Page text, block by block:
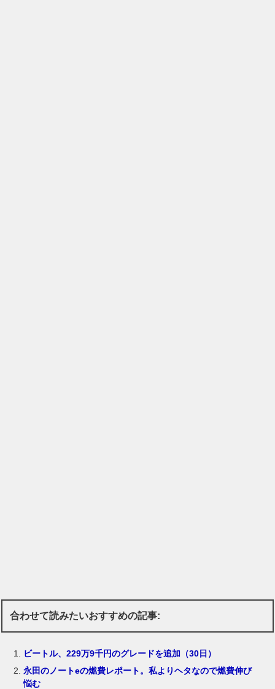
合わせて読みたいおすすめの記事:
ビートル、229万9千円のグレードを追加（30日）
永田のノートeの燃費レポート。私よりヘタなので燃費伸び
悩む